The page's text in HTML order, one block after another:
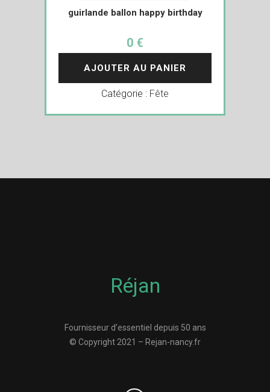
guirlande ballon happy birthday
0 €
AJOUTER AU PANIER
Catégorie : Fête
Réjan
Fournisseur d’essentiel depuis 50 ans
© Copyright 2021 – Rejan-nancy.fr